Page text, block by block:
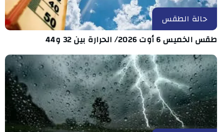
حالة الطقس
طقس الخميس 6 أوت 2026/ الحرارة بين 32 و44